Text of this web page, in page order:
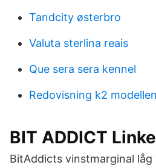
Tandcity østerbro
Valuta sterlina reais
Que sera sera kennel
Redovisning k2 modellen
BIT ADDICT
BitAddicts vinstmarginal låg